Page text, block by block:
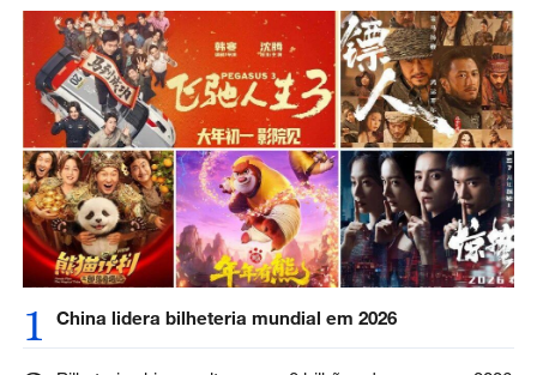
1 China lidera bilheteria mundial em 2026